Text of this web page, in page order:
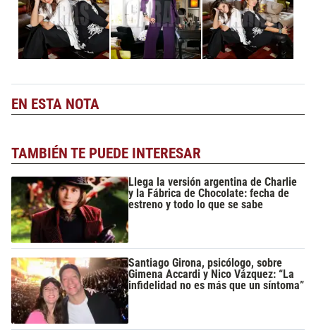
EN ESTA NOTA
TAMBIÉN TE PUEDE INTERESAR
Llega la versión argentina de Charlie
y la Fábrica de Chocolate: fecha de
estreno y todo lo que se sabe
Santiago Girona, psicólogo, sobre
Gimena Accardi y Nico Vázquez: “La
infidelidad no es más que un síntoma”